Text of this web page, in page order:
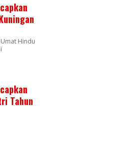
Hindu
Tahun